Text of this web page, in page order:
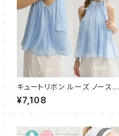
キュートリボン ルーズ ノースリ
ーブブラウス
¥7,108